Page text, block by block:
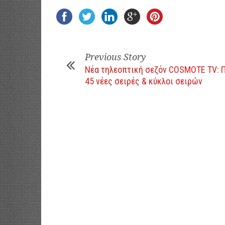
Previous Story
Νέα τηλεοπτική σεζόν COSMOTE
45 νέες σειρές & κύκλοι σειρών